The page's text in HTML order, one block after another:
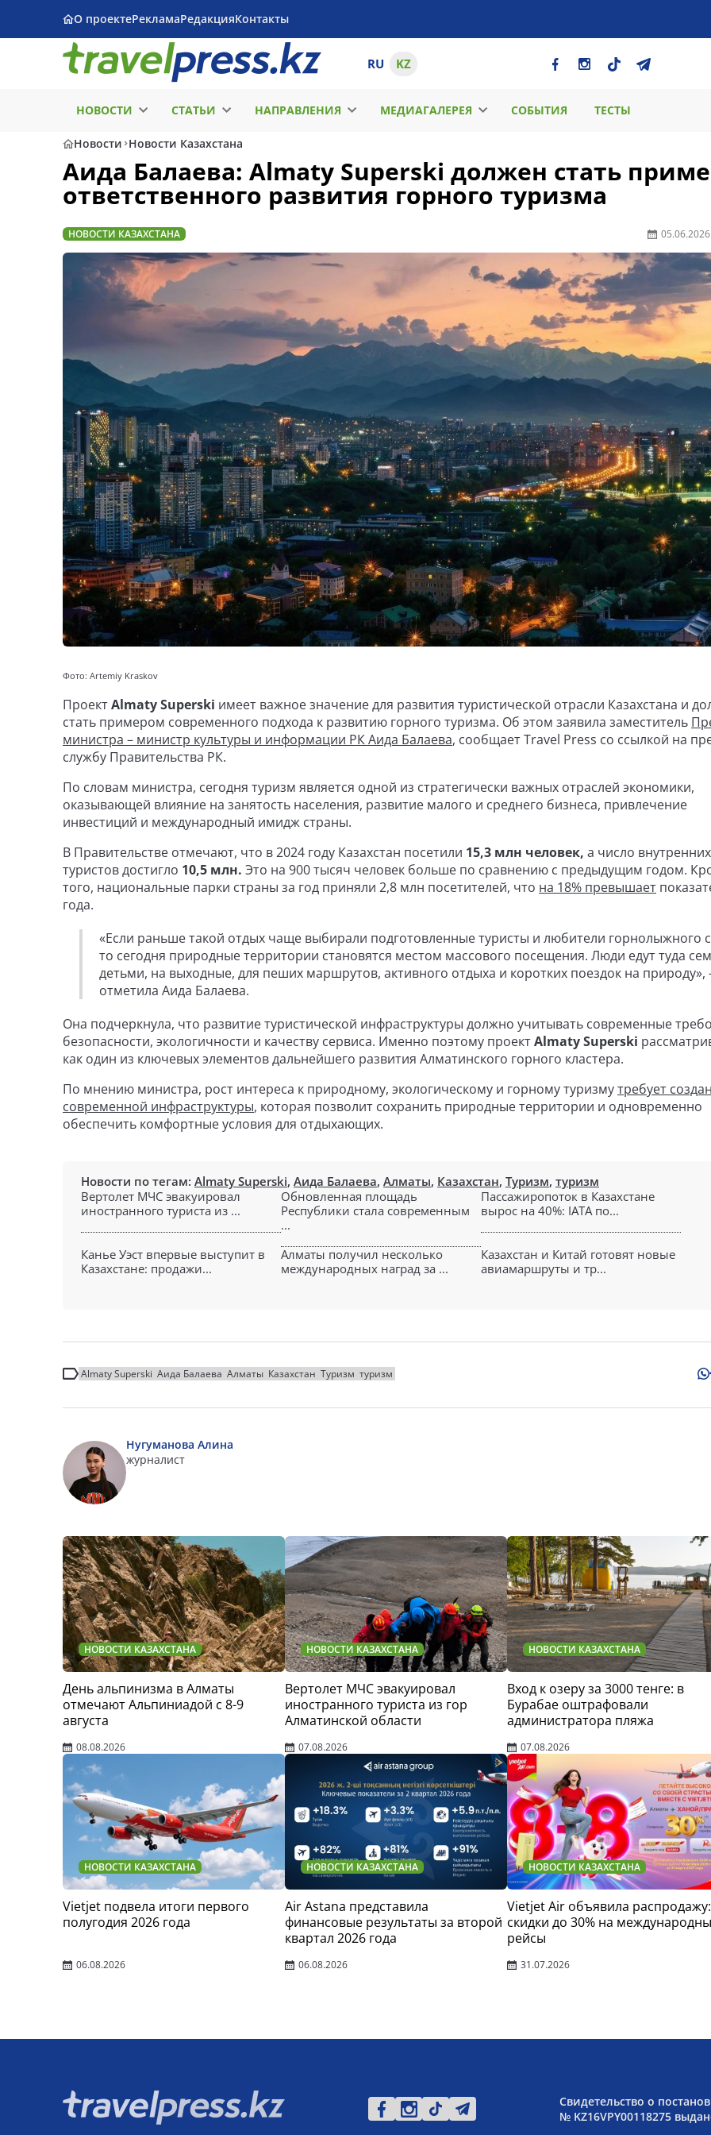
О проектеРекламаРедакцияКонтакты
RU KZ
НОВОСТИ СТАТЬИ НАПРАВЛЕНИЯ МЕДИАГАЛЕРЕЯ СОБЫТИЯ ТЕСТЫ
Новости Новости Казахстана
Аида Балаева: Almaty Superski должен стать
ответственного развития горного туризма
НОВОСТИ КАЗАХСТАНА 05.06.2026
Фото: Artemiy Kraskov
ПроектAlmaty Superski имеет важное значение для развития туристической отрасли Казахстана и
стать примером современного подхода к развитию горного туризма. Об этом заявила заместитель
министра – министр культуры и информации РК Аида Балаева, сообщает Travel Press со ссылкой на
службу Правительства РК.
По словам министра, сегодня туризм является одной из стратегически важных отраслей экономики,
оказывающей влияние на занятость населения, развитие малого и среднего бизнеса, привлечение
инвестиций и международный имидж страны.
В Правительстве отмечают, что в 2024 году Казахстан посетили 15,3 млн человек, а число внутренних
туристов достигло 10,5 млн. Это на 900 тысяч человек больше по сравнению с предыдущим годом.
того, национальные парки страны за год приняли 2,8 млн посетителей, что на 18% превышает
года.
«Если раньше такой отдых чаще выбирали подготовленные туристы и любители горнолыжного
то сегодня природные территории становятся местом массового посещения. Люди едут туда
детьми, на выходные, для пеших маршрутов, активного отдыха и коротких поездок на
отметила Аида Балаева.
Она подчеркнула, что развитие туристической инфраструктуры должно учитывать современные
безопасности, экологичности и качеству сервиса. Именно поэтому проектAlmaty Superski
как один из ключевых элементов дальнейшего развития Алматинского горного кластера.
По мнению министра, рост интереса к природному, экологическому и горному туризмутребует
современной инфраструктуры, которая позволит сохранить природные территории и одновременно
обеспечить комфортные условия для отдыхающих.
Новости по тегам: Almaty Superski, Аида Балаева, Алматы, Казахстан, Туризм, туризм
Вертолет МЧС эвакуировал
иностранного туриста из ...
Обновленная площадь
Республики стала современным
...
Пассажиропоток в Казахстане
вырос на 40%: IATA по...
Канье Уэст впервые выступит в
Казахстане: продажи...
Алматы получил несколько
международных наград за ...
Казахстан и Китай готовят новые
авиамаршруты и тр...
Almaty Superski Аида Балаева Алматы Казахстан Туризм туризм
Нугуманова Алина
журналист
НОВОСТИ КАЗАХСТАНА
День альпинизма в Алматы
отмечают Альпиниадой с 8-9
августа
08.08.2026
НОВОСТИ КАЗАХСТАНА
Вертолет МЧС эвакуировал
иностранного туриста из гор
Алматинской области
07.08.2026
НОВОСТИ КАЗАХСТАНА
Вход к озеру за 3000 тенге: в
Бурабае оштрафовали
администратора пляжа
07.08.2026
НОВОСТИ КАЗАХСТАНА
Vietjet подвела итоги первого
полугодия 2026 года
06.08.2026
НОВОСТИ КАЗАХСТАНА
Air Astana представила
финансовые результаты за второй
квартал 2026 года
06.08.2026
НОВОСТИ КАЗАХСТАНА
Vietjet Air объявила распродажу:
скидки до 30% на
рейсы
31.07.2026
Свидетельство о
№ KZ16VPY00118275